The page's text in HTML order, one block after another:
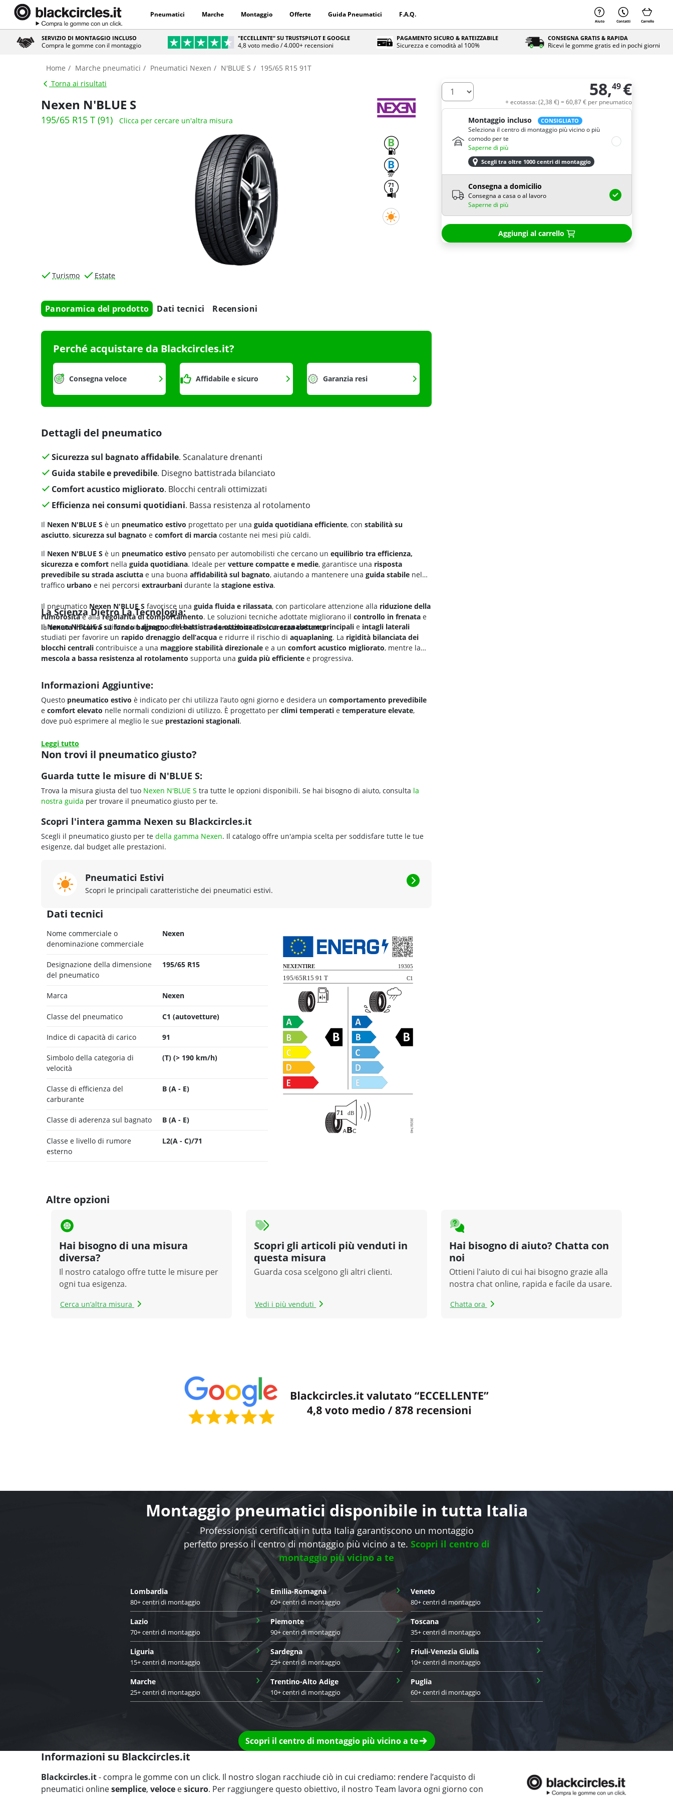
Pneumatici Marche Montaggio Offerte Guida Pneumatici F.A.Q.
Aiuto Contatti Carrello
SERVIZIO DI MONTAGGIO INCLUSO
Compra le gomme con il montaggio
"ECCELLENTE" SU TRUSTSPILOT E GOOGLE
4,8 voto medio / 4.000+ recensioni
PAGAMENTO SICURO & RATEIZZABILE
Sicurezza e comodità al 100%
CONSEGNA GRATIS & RAPIDA
Ricevi le gomme gratis ed in pochi giorni
Home Marche pneumatici Pneumatici Nexen N'BLUE S
195/65 R15 91T
Torna ai risultati
Nexen N'BLUE S
195/65 R15 T (91) Clicca per cercare un'altra misura
B
B
71
B
Turismo Estate
Panoramica del prodotto Dati tecnici Recensioni
Perché acquistare da Blackcircles.it?
Consegna veloce Affidabile e sicuro Garanzia resi
Dettagli del pneumatico
Sicurezza sul bagnato affidabile. Scanalature drenanti
Guida stabile e prevedibile. Disegno battistrada bilanciato
Comfort acustico migliorato. Blocchi centrali ottimizzati
Efficienza nei consumi quotidiani. Bassa resistenza al rotolamento
Il Nexen N'BLUE S è un pneumatico estivo progettato per una guida quotidiana efficiente, con stabilità su
asciutto, sicurezza sul bagnato e comfort di marcia costante nei mesi più caldi.
Il Nexen N'BLUE S è un pneumatico estivo pensato per automobilisti che cercano un equilibrio tra efficienza,
sicurezza e comfort nella guida quotidiana. Ideale per vetture compatte e medie, garantisce una risposta
prevedibile su strada asciutta e una buona affidabilità sul bagnato, aiutando a mantenere una guida stabile nel
traffico urbano e nei percorsi extraurbani durante la stagione estiva.
Il pneumatico Nexen N'BLUE S favorisce una guida fluida e rilassata, con particolare attenzione alla riduzione della
rumorositàe allaregolarità di comportamento. Le soluzioni tecniche adottate migliorano il controllo in frenata e
latenuta in curva su fondo bagnato, offrendo unasensazione di sicurezza costante.
La Scienza Dietro La Tecnologia:
IlNexen N'BLUE Sutilizza undisegno del battistrada ottimizzatoconscanalature principali e intagli laterali
studiati per favorire un rapido drenaggio dell’acqua e ridurre il rischio di aquaplaning. La rigidità bilanciata dei
blocchi centrali contribuisce a una maggiore stabilità direzionale e a un comfort acustico migliorato, mentre la
mescola a bassa resistenza al rotolamento supporta una guida più efficiente e progressiva.
Informazioni Aggiuntive:
Questo pneumatico estivo è indicato per chi utilizza l’auto ogni giorno e desidera un comportamento prevedibile
e comfort elevato nelle normali condizioni di utilizzo. È progettato per climi temperati e temperature elevate,
dove può esprimere al meglio le sue prestazioni stagionali.
Leggi tutto
Non trovi il pneumatico giusto?
Guarda tutte le misure di N'BLUE S:
Trova la misura giusta del tuo Nexen N'BLUE S tra tutte le opzioni disponibili. Se hai bisogno di aiuto, consulta la
nostra guida per trovare il pneumatico giusto per te.
Scopri l'intera gamma Nexen su Blackcircles.it
Scegli il pneumatico giusto per te della gamma Nexen. Il catalogo offre un'ampia scelta per soddisfare tutte le tue
esigenze, dal budget alle prestazioni.
Pneumatici Estivi
Scopri le principali caratteristiche dei pneumatici estivi.
Dati tecnici
Nome commerciale o
denominazione commerciale
Nexen
Designazione della dimensione
del pneumatico
195/65 R15
Marca Nexen
Classe del pneumatico C1 (autovetture)
Indice di capacità di carico 91
Simbolo della categoria di
velocità
(T) (> 190 km/h)
Classe di efficienza del
carburante
B (A - E)
Classe di aderenza sul bagnato B (A - E)
Classe e livello di rumore
esterno
L2(A - C)/71
Quantità 58,49 €
+ ecotassa: (2,38€) = 60,87€ per pneumatico
Montaggio incluso CONSIGLIATO
Seleziona il centro di montaggio più vicino o più
comodo per te
Saperne di più
Scegli tra oltre 1000 centri di montaggio
Consegna a domicilio
Consegna a casa o al lavoro
Saperne di più
Aggiungi al carrello
Altre opzioni
Hai bisogno di una misura
diversa?
Il nostro catalogo offre tutte le misure per
ogni tua esigenza.
Cerca un’altra misura
Scopri gli articoli più venduti in
questa misura
Guarda cosa scelgono gli altri clienti.
Vedi i più venduti
Hai bisogno di aiuto? Chatta con
noi
Ottieni l'aiuto di cui hai bisogno grazie alla
nostra chat online, rapida e facile da usare.
Chatta ora
Montaggio pneumatici disponibile in tutta Italia
Professionisti certificati in tutta Italia garantiscono un montaggio
perfetto presso il centro di montaggio più vicino a te. Scopri il centro di
montaggio più vicino a te
Lombardia
80+ centri di montaggio
› Emilia-Romagna
60+ centri di montaggio
› Veneto
80+ centri di montaggio
›
Lazio
70+ centri di montaggio
› Piemonte
90+ centri di montaggio
› Toscana
35+ centri di montaggio
›
Liguria
15+ centri di montaggio
› Sardegna
25+ centri di montaggio
› Friuli-Venezia Giulia
10+ centri di montaggio
›
Marche
25+ centri di montaggio
› Trentino-Alto Adige
10+ centri di montaggio
› Puglia
60+ centri di montaggio
›
Scopri il centro di montaggio più vicino a te
Informazioni su Blackcircles.it
Blackcircles.it- compra le gomme con un click. Il nostro slogan racchiude ciò in cui crediamo: rendere l’acquisto di
pneumatici onlinesemplice, veloce esicuro. Per raggiungere questo obiettivo, il nostro Team lavora ogni giorno con